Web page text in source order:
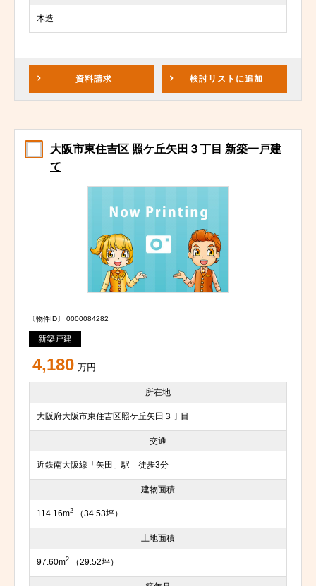
木造
資料請求 検討リスト に追加
大阪市東住吉区 照ケ丘矢田３丁目 新築一戸建
て
〔物件ID〕 0000084282
新築戸建
4,180 万円
所在地
大阪府大阪市東住吉区照ケ丘矢田３丁目
交通
近鉄南大阪線「矢田」駅 徒歩3分
建物面積
114.16m2 （34.53坪）
土地面積
97.60m2 （29.52坪）